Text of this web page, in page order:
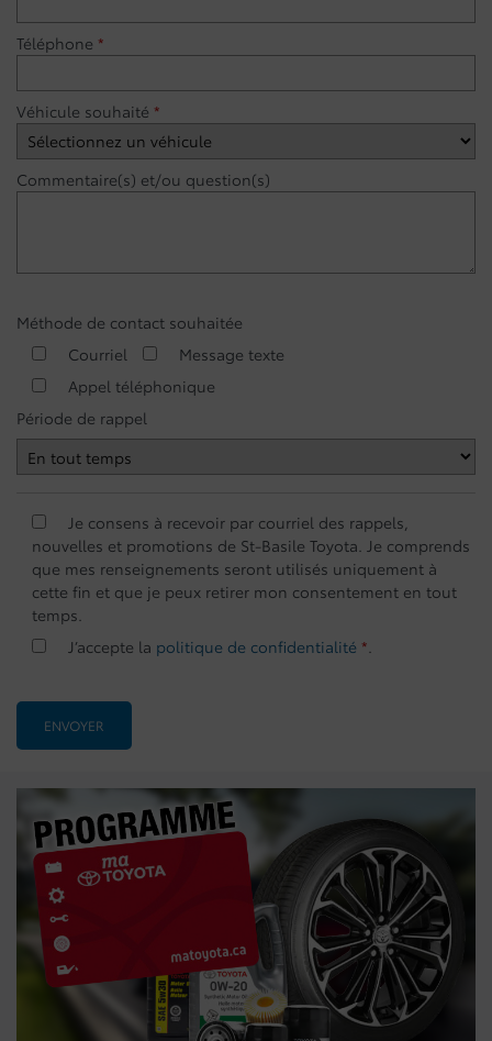
Téléphone *
Véhicule souhaité *
Commentaire(s) et/ou question(s)
Méthode de contact souhaitée
Courriel
Message texte
Appel téléphonique
Période de rappel
Je consens à recevoir par courriel des rappels,
nouvelles et promotions de St-Basile Toyota. Je comprends
que mes renseignements seront utilisés uniquement à
cette fin et que je peux retirer mon consentement en tout
temps.
J’accepte la politique de confidentialité *.